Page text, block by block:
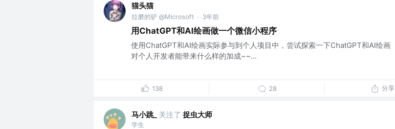
猫头猫
拉磨的驴 @Microsoft · 3年前
用ChatGPT和AI绘画做一个微信小程序
使用ChatGPT和AI绘画实际参与到个人项目中，尝试探索一下ChatGPT和AI绘画
对个人开发者能带来什么样的加成~~...
138 28 分享
马小跳_ 关注了 捉虫大师
学生